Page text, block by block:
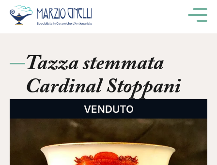
Tazza stemmata
Cardinal Stoppani
VENDUTO